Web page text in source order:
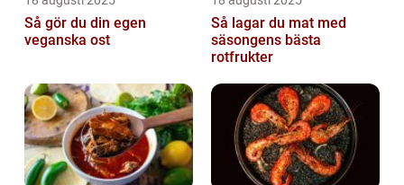
Så gör du din egen
veganska ost
Så lagar du mat med
säsongens bästa
rotfrukter